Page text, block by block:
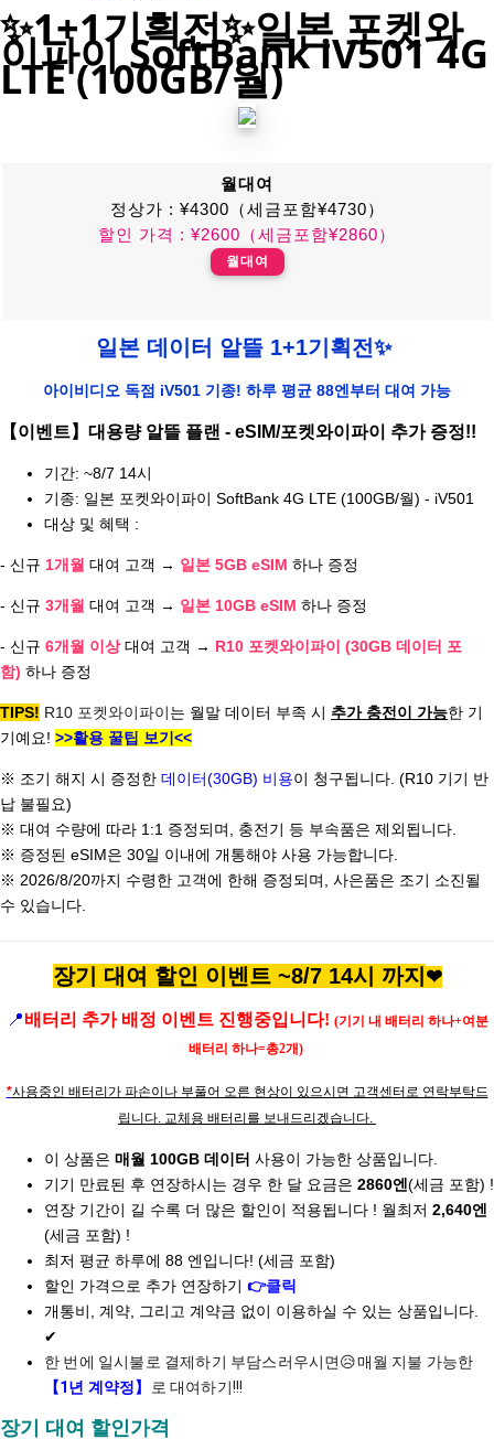
✨1+1기획전✨일본 포켓와
이파이 SoftBank iV501 4G
LTE (100GB/월)
월대여
정상가 : ¥4300（세금포함¥4730）
할인 가격 : ¥2600（세금포함¥2860）
월대여
일본 데이터 알뜰 1+1기획전✨
아이비디오 독점 iV501 기종! 하루 평균 88엔부터 대여 가능
【이벤트】대용량 알뜰 플랜 - eSIM/포켓와이파이 추가 증정!!
기간: ~8/7 14시
기종: 일본 포켓와이파이 SoftBank 4G LTE (100GB/월) - iV501
대상 및 혜택 :
- 신규 1개월 대여 고객 → 일본 5GB eSIM 하나 증정
- 신규 3개월 대여 고객 → 일본 10GB eSIM 하나 증정
- 신규 6개월 이상대여 고객 → R10 포켓와이파이 (30GB 데이터 포
함) 하나 증정
TIPS! R10 포켓와이파이는 월말 데이터 부족 시 추가 충전이 가능한 기
기예요! >>활용 꿀팁 보기<<
※ 조기 해지 시 증정한 데이터(30GB) 비용이 청구됩니다. (R10 기기 반
납 불필요)
※ 대여 수량에 따라 1:1 증정되며, 충전기 등 부속품은 제외됩니다.
※ 증정된 eSIM은 30일 이내에 개통해야 사용 가능합니다.
※ 2026/8/20까지 수령한 고객에 한해 증정되며, 사은품은 조기 소진될
수 있습니다.
장기 대여 할인 이벤트 ~8/7 14시 까지 ❤
📍배터리 추가 배정 이벤트 진행중입니다! (기기 내 배터리 하나+여분
배터리 하나=총2개)
*사용중인 배터리가 파손이나 부풀어 오른 현상이 있으시면 고객센터로 연락부탁드
립니다. 교체용 배터리를 보내드리겠습니다.
이 상품은 매월 100GB 데이터 사용이 가능한 상품입니다.
기기 만료된 후 연장하시는 경우 한 달 요금은 2860엔 (세금 포함) !
연장 기간이 길 수록 더 많은 할인이 적용됩니다 ! 월최저 2,640엔
(세금 포함) !
최저 평균 하루에 88 엔입니다! (세금 포함)
할인 가격으로 추가 연장하기 👉클릭
개통비, 계약, 그리고 계약금 없이 이용하실 수 있는 상품입니다.
✔︎
한 번에 일시불로 결제하기 부담스러우시면😥매월 지불 가능한
【1년 계약정】
로 대여하기!!!
장기 대여 할인가격